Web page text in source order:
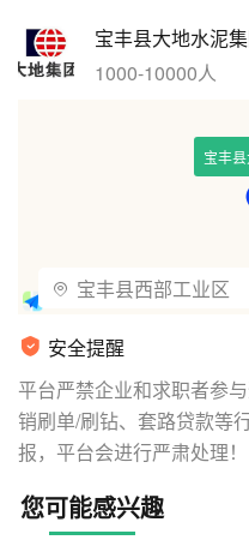
宝丰县大地水泥
1000-10000人
宝丰
© 2026 AutoNavi-
宝丰县西部工业区
安全提醒
平台严禁企业和求职者参
销刷单/刷钻、套路贷款等
报，平台会进行严肃处理！
您可能感兴趣